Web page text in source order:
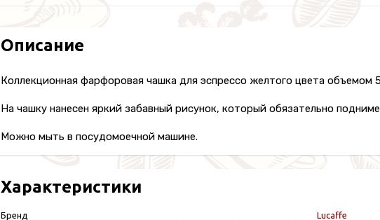
Описание
Коллекционная фарфоровая чашка для эспрессо желтого цвета
На чашку нанесен яркий забавный рисунок, который обязательно
Можно мыть в посудомоечной машине.
Характеристики
Бренд Lucaffe